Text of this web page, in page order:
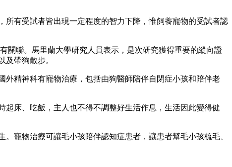
所有受試者皆出現一定程度的智力下降，惟飼養寵物的受試者認
關聯。馬里蘭大學研究人員表示，是次研究獲得重要的縱向證
帶狗散步。
精神科有寵物治療，包括由狗醫師陪伴自閉症小孩和陪伴老
床、吃飯，主人也不得不調整好生活作息，生活因此變得健
寵物治療可讓毛小孩陪伴認知症患者，讓患者幫毛小孩梳毛、